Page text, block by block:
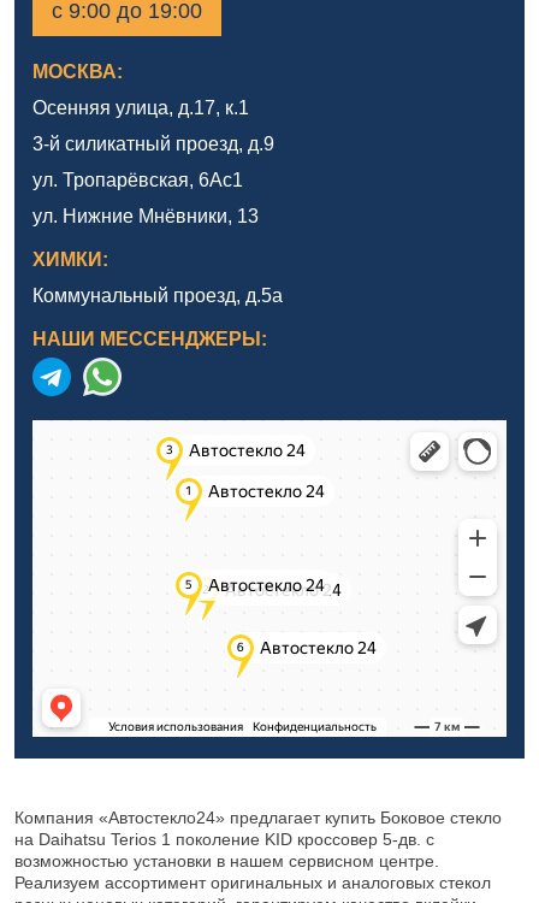
с 9:00 до 19:00
МОСКВА:
Осенняя улица, д.17, к.1
3-й силикатный проезд, д.9
ул. Тропарёвская, 6Ас1
ул. Нижние Мнёвники, 13
ХИМКИ:
Коммунальный проезд, д.5а
НАШИ МЕССЕНДЖЕРЫ:
Компания «Автостекло24» предлагает купить Боковое стекло
на Daihatsu Terios 1 поколение KID кроссовер 5-дв. с
возможностью установки в нашем сервисном центре.
Реализуем ассортимент оригинальных и аналоговых стекол